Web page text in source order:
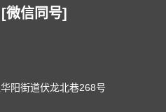
微信同号]
阳街道伏龙北巷268号